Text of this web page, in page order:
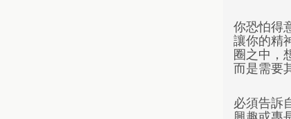
你恐怕得
讓你的精
圈之中，
而是需要
必須告訴